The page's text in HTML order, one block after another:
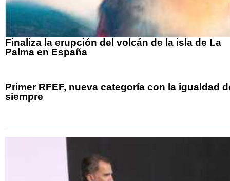
Finaliza la erupción del volcán de la isla de La
Palma en España
Primer RFEF, nueva categoría con la igualdad
siempre